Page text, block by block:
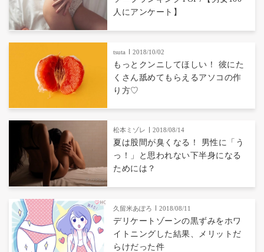
人にアンケート】
tsuta 2018/10/02
もっとクンニしてほしい！ 彼にた
くさん舐めてもらえるアソコの作
り方♡
松本ミゾレ 2018/08/14
夏は股間が臭くなる！ 男性に「う
っ！」と思われない下半身になる
ためには？
久留米あぽろ 2018/08/11
デリケートゾーンの黒ずみをホワ
イトニングした結果、メリットだ
らけだった件